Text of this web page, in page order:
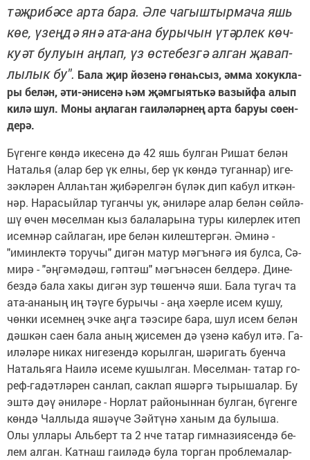
тәҗ­ри­бә­се ар­та ба­ра. Әле ча­гыш­тыр­ма­ча яшь
көе, үзең­дә янә ата-ана бу­ры­чын үтәр­лек көч-
ку­әт бу­лу­ын аң­лап, үз өс­те­без­гә ал­ган җа­вап­
лы­лык бу". Ба­ла җир йө­зе­нә гө­наһ­сыз, әм­ма хо­кук­ла­
ры бе­лән, әти-әни­се­нә һәм җәм­гы­ять­кә ва­зый­фа алып
ки­лә шул. Мо­ны аң­ла­ган га­и­лә­ләр­нең ар­та ба­руы сө­ен­
де­рә.
Бү­ген­ге көн­дә ике­се­нә дә 42 яшь бул­ган Ри­шат бе­лән
На­талья (алар бер үк ел­ны, бер үк көн­дә ту­ган­нар) иге­
зәк­лә­рен Ал­лаһ­тан җи­бә­рел­гән бү­ләк дип ка­бул ит­кән­
нәр. На­ра­сый­лар ту­ган­чы ук, әни­лә­ре алар бе­лән сөй­лә­
шү өчен мө­сел­ман кыз ба­ла­ла­ры­на ту­ры ки­лер­лек итеп
исем­нәр сай­ла­ган, ире бе­лән ки­леш­тер­гән. Әми­нә -
"имин­лек­тә то­ру­чы" ди­гән ма­тур мәгъ­нә­гә ия бул­са, Сә­
ми­рә - "әң­гә­мә­дәш, гәп­тәш" мәгъ­нә­сен бел­де­рә. Ди­не­
без­дә ба­ла ха­кы ди­гән зур тө­шен­чә яши. Ба­ла ту­гач та
ата-ана­ның иң тә­ү­ге бу­ры­чы - аңа хә­ер­ле исем ку­шу,
чөн­ки исем­нең эч­ке аң­га тә­э­си­ре ба­ра, шул исем бе­лән
дәш­кән са­ен ба­ла аның җи­се­мен дә үзе­нә ка­бул итә. Га­
и­лә­лә­ре ни­ках ни­ге­зен­дә ко­рыл­ган, шә­ри­гать бу­ен­ча
На­таль­я­га На­и­лә исе­ме ку­шыл­ган. Мө­сел­ман- та­тар го­
реф-га­дәт­лә­рен сан­лап, сак­лап яшәр­гә ты­ры­ша­лар. Бу
эш­тә дәү әни­лә­ре - Нор­лат ра­йо­нын­нан бул­ган, бү­ген­ге
көн­дә Чал­лы­да яшә­ү­че Зәй­тү­нә ха­ным да бу­лы­ша.
Олы ул­ла­ры Аль­берт та 2 нче та­тар гим­на­зи­я­сен­дә бе­
лем ал­ган. Кат­наш га­и­лә­дә бу­ла тор­ган проб­ле­ма­лар­